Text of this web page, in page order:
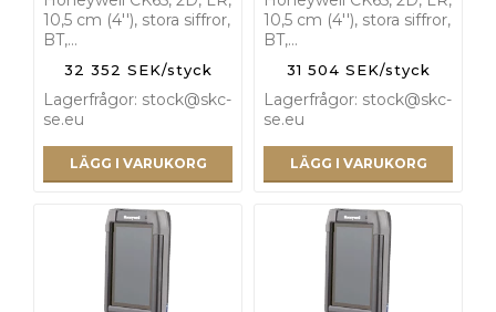
10,5 cm (4''), stora siffror,
BT,…
32 352 SEK/styck
Lagerfrågor: stock@skc-
se.eu
LÄGG I VARUKORG
10,5 cm (4''), stora siffror,
BT,…
31 504 SEK/styck
Lagerfrågor: stock@skc-
se.eu
LÄGG I VARUKORG